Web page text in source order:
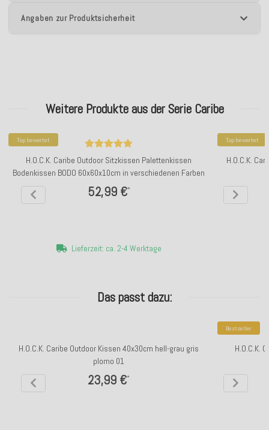
Angaben zur Produktsicherheit
Weitere Produkte aus der Serie Caribe
Top bewertet
H.O.C.K. Caribe Outdoor Sitzkissen Palettenkissen
Bodenkissen BODO 60x60x10cm in verschiedenen Farben
52,99 €*
Lieferzeit: ca. 2-4 Werktage
Top bewertet
H.O.C.K.
Das passt dazu:
H.O.C.K. Caribe Outdoor Kissen 40x30cm hell-grau gris
plomo 01
23,99 €*
Bestseller
H.O.C.K.